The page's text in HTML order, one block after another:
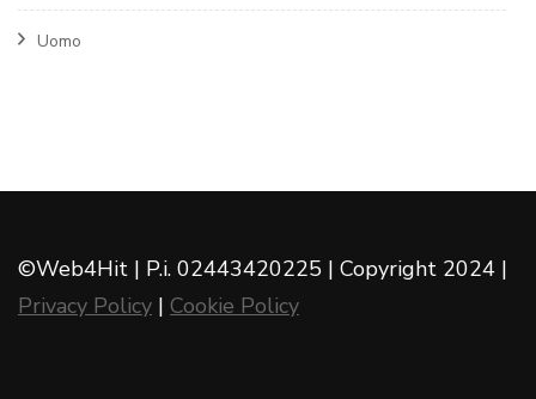
Uomo
©Web4Hit | P.i. 02443420225 | Copyright 2024 |
Privacy Policy | Cookie Policy